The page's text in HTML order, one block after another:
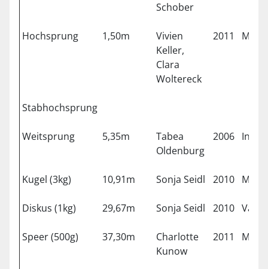
Schober
Hochsprung 1,50m
Vivien
Keller,
Clara
Woltereck
2011
Stabhochsprung
Weitsprung 5,35m
Tabea
Oldenburg
2006
Kugel (3kg) 10,91m Sonja Seidl 2010
Diskus (1kg) 29,67m Sonja Seidl 2010
Speer (500g) 37,30m
Charlotte
Kunow
2011